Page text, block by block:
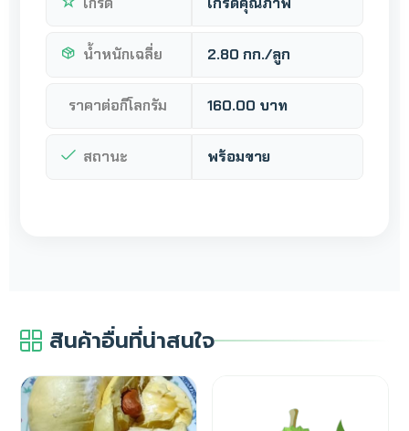
น้ำหนักเฉลี่ย 2.80 กก./ลูก
ราคาต่อกิโลกรัม 160.00 บาท
สถานะ พร้อมขาย
สินค้าอื่นที่น่าสนใจ